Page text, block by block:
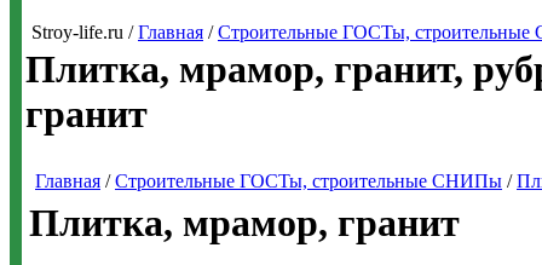
Stroy-life.ru /Главная /Строительные ГОСТы,
Плитка, мрамор, гранит,
гранит
Главная /Строительные ГОСТы, строительные СНИПы /
Плитка, мрамор, гранит